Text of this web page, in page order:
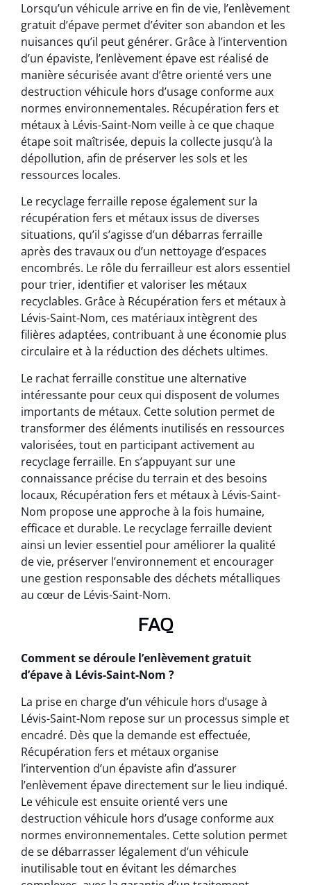
Lorsqu’un véhicule arrive en fin de vie, l’enlèvement
gratuit d’épave permet d’éviter son abandon et les
nuisances qu’il peut générer. Grâce à l’intervention
d’un épaviste, l’enlèvement épave est réalisé de
manière sécurisée avant d’être orienté vers une
destruction véhicule hors d’usage conforme aux
normes environnementales. Récupération fers et
métaux à Lévis-Saint-Nom veille à ce que chaque
étape soit maîtrisée, depuis la collecte jusqu’à la
dépollution, afin de préserver les sols et les
ressources locales.
Le recyclage ferraille repose également sur la
récupération fers et métaux issus de diverses
situations, qu’il s’agisse d’un débarras ferraille
après des travaux ou d’un nettoyage d’espaces
encombrés. Le rôle du ferrailleur est alors essentiel
pour trier, identifier et valoriser les métaux
recyclables. Grâce à Récupération fers et métaux à
Lévis-Saint-Nom, ces matériaux intègrent des
filières adaptées, contribuant à une économie plus
circulaire et à la réduction des déchets ultimes.
Le rachat ferraille constitue une alternative
intéressante pour ceux qui disposent de volumes
importants de métaux. Cette solution permet de
transformer des éléments inutilisés en ressources
valorisées, tout en participant activement au
recyclage ferraille. En s’appuyant sur une
connaissance précise du terrain et des besoins
locaux, Récupération fers et métaux à Lévis-Saint-
Nom propose une approche à la fois humaine,
efficace et durable. Le recyclage ferraille devient
ainsi un levier essentiel pour améliorer la qualité
de vie, préserver l’environnement et encourager
une gestion responsable des déchets métalliques
au cœur de Lévis-Saint-Nom.
FAQ
Comment se déroule l’enlèvement gratuit
d’épave à Lévis-Saint-Nom ?
La prise en charge d’un véhicule hors d’usage à
Lévis-Saint-Nom repose sur un processus simple et
encadré. Dès que la demande est effectuée,
Récupération fers et métaux organise
l’intervention d’un épaviste afin d’assurer
l’enlèvement épave directement sur le lieu indiqué.
Le véhicule est ensuite orienté vers une
destruction véhicule hors d’usage conforme aux
normes environnementales. Cette solution permet
de se débarrasser légalement d’un véhicule
inutilisable tout en évitant les démarches